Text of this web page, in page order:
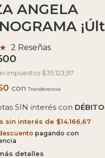
ANGELA
2 Reseñas
impuestos $35.123,97
con
SIN interés con DÉBITO
sin interés de $14.166,67
detalles